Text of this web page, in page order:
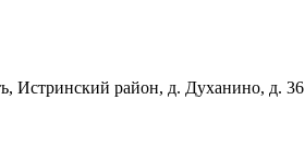
Истринский район, д. Духанино, д. 36